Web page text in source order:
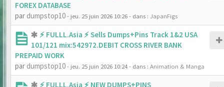
FOREX DATABASE
par dumpstop10- jeu. 25 juin 2026 10:26- dans : JapanFigs
⚡ FULLL.Asia ⚡ Sells Dumps+Pins Track 1&2 USA
101/121 mix:542972.DEBIT CROSS RIVER BANK
PREPAID WORK
par dumpstop10- jeu. 25 juin 2026 10:24- dans : Animation & Manga
⚡ FULLL.Asia ⚡ NEW DUMPS+PINS